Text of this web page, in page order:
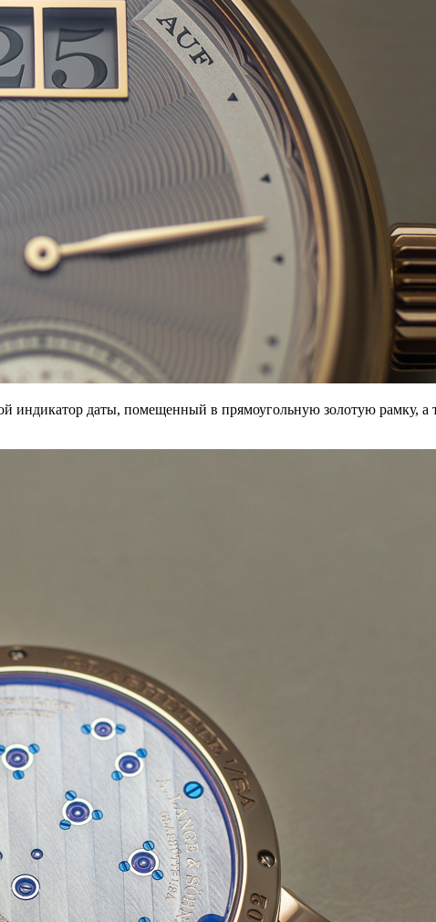
индикатор даты, помещенный в прямоугольную золотую рамку, а